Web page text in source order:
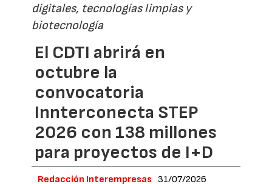
digitales, tecnologías limpias y
biotecnología
El CDTI abrirá en
octubre la
convocatoria
Innterconecta STEP
2026 con 138 millones
para proyectos de I+D
Redacción Interempresas 31/07/2026